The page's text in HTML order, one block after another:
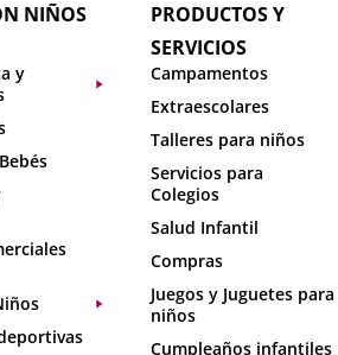
NIÑOS
y
PRODUCTOS Y
SERVICIOS
Campamentos
Extraescolares
Talleres para niños
Servicios para
Colegios
Salud Infantil
Compras
Juegos y Juguetes para
niños
Cumpleaños infantiles